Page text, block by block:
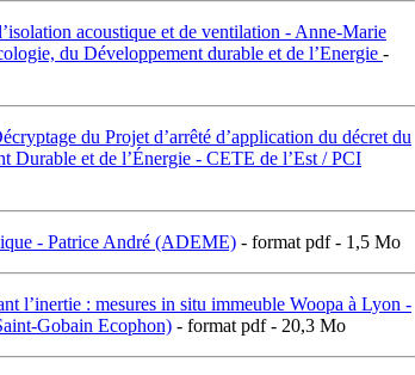
acoustique et de ventilation - Anne-Marie
du Développement durable et de l’Energie -
du Projet d’arrêté d’application du décret du
Durable et de l’Énergie - CETE de l’Est / PCI
- Patrice André (ADEME) - format pdf - 1,5 Mo
l’inertie : mesures in situ immeuble Woopa à Lyon -
Gobain Ecophon) - format pdf - 20,3 Mo